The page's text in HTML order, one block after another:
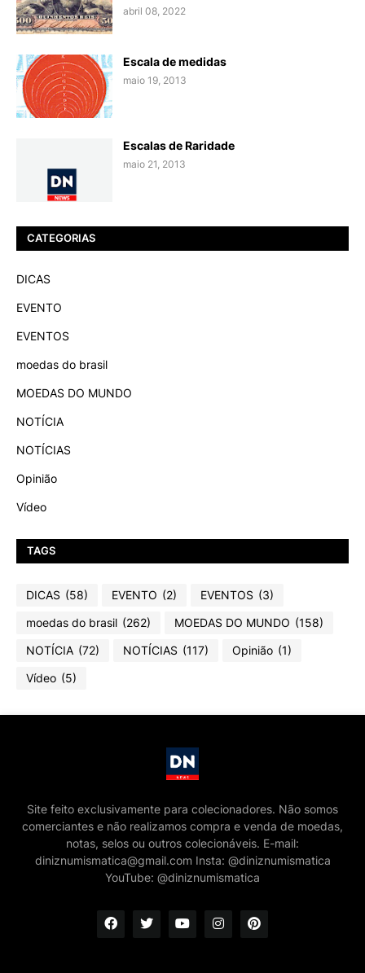
abril 08, 2022
Escala de medidas
maio 19, 2013
Escalas de Raridade
maio 21, 2013
CATEGORIAS
DICAS
EVENTO
EVENTOS
moedas do brasil
MOEDAS DO MUNDO
NOTÍCIA
NOTÍCIAS
Opinião
Vídeo
TAGS
DICAS (58) EVENTO (2) EVENTOS (3)
moedas do brasil (262) MOEDAS DO MUNDO (158)
NOTÍCIA (72) NOTÍCIAS (117) Opinião (1)
Vídeo (5)
Site feito exclusivamente para colecionadores. Não somos
comerciantes e não realizamos compra e venda de moedas,
notas, selos ou outros colecionáveis. E-mail:
diniznumismatica@gmail.com Insta: @diniznumismatica
YouTube: @diniznumismatica